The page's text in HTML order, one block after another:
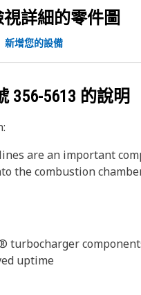
視詳細的零件圖
新增您的設備
356-5613 的說明
are an important
the combustion
turbocharger
uptime